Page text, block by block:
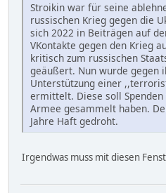
Stroikin war für seine
russischen Krieg gegen die
sich 2022 in Beiträgen auf
VKontakte gegen den Krieg
kritisch zum russischen
geäußert. Nun wurde gegen
Unterstützung einer
ermittelt. Diese soll
Armee gesammelt haben.
Jahre Haft gedroht.
Irgendwas muss mit diesen